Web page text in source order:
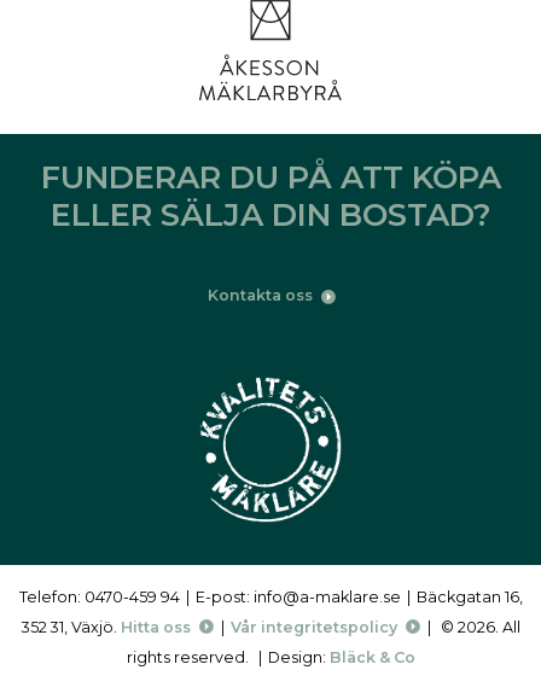
FUNDERAR DU PÅ ATT KÖPA
ELLER SÄLJA DIN BOSTAD?
Kontakta oss
Telefon: 0470-459 94 E-post: info@a-maklare.se
Bäckgatan 16,
352 31, Växjö. Hitta oss Vår integritetspolicy
© 2026. All
rights reserved.
Design: Bläck & Co